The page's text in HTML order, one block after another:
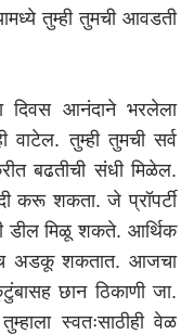
तुम्ही तुमची आवडती
दिवस आनंदाने भरलेला
तुम्ही तुमची सर्व
बढतीची संधी मिळेल.
करू शकता. जे प्रॉपर्टी
डील मिळू शकते. आर्थिक
अडकू शकतात. आजचा
छान ठिकाणी जा.
स्वतःसाठीही वेळ